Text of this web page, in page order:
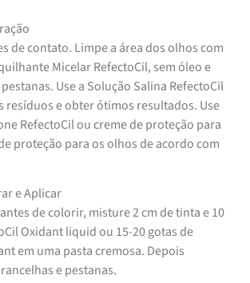
de contato. Limpe a área dos olhos com
Micelar RefectoCil, sem óleo e
Use a Solução Salina RefectoCil
resíduos e obter ótimos resultados. Use
RefectoCil ou creme de proteção para
proteção para os olhos de acordo com
e Aplicar
de colorir, misture 2 cm de tinta e 10
Oxidant liquid ou 15-20 gotas de
em uma pasta cremosa. Depois
e pestanas.